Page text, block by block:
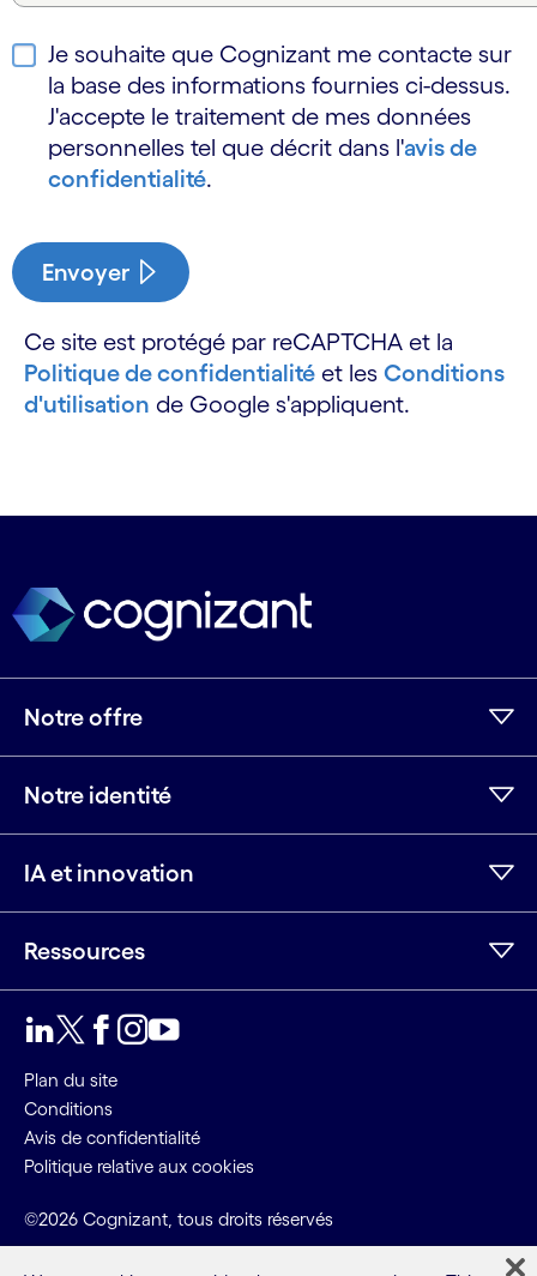
Je souhaite que Cognizant me contacte sur
la base des informations fournies ci-dessus.
J'accepte le traitement de mes données
personnelles tel que décrit dans l'avis de
confidentialité.
Envoyer
Ce site est protégé par reCAPTCHA et la
Politique de confidentialité et les Conditions
d'utilisation de Google s'appliquent.
Notre offre
Notre identité
IA et innovation
Ressources
Plan du site
Conditions
Avis de confidentialité
Politique relative aux cookies
©2026 Cognizant, tous droits réservés